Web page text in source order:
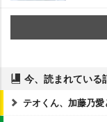
今、読まれている
テオくん、加藤乃